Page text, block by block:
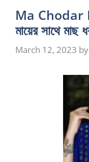
Ma Chodar
মায়ের সাথে মাছ
March 12, 2023 by